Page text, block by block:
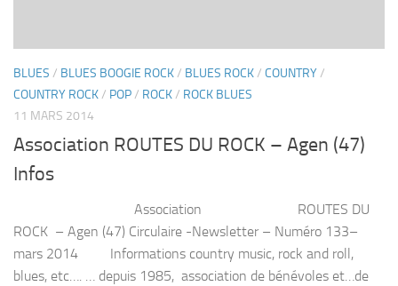
BLUES / BLUES BOOGIE ROCK/ BLUES ROCK/ COUNTRY/
COUNTRY ROCK/ POP/ ROCK/ ROCK BLUES
11 MARS 2014
Association ROUTES DU ROCK – Agen (47)
Infos
Association ROUTES DU
ROCK – Agen (47) Circulaire -Newsletter – Numéro 133–
mars 2014 Informations country music, rock and roll,
blues, etc…. … depuis 1985, association de bénévoles et…de